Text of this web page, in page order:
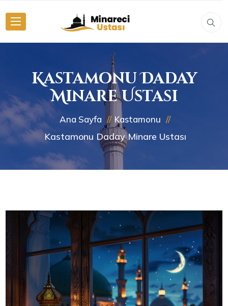
Kastamonu Daday
Minare Ustası
Ana Sayfa Kastamonu
Kastamonu Daday Minare Ustası